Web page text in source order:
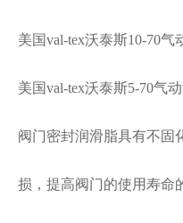
美国val-tex沃泰斯10-70气
美国val-tex沃泰斯5-70气
阀门密封润滑脂具有不固
损，提高阀门的使用寿命